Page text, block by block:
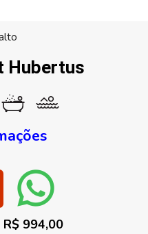
Hubertus
R$ 994,00